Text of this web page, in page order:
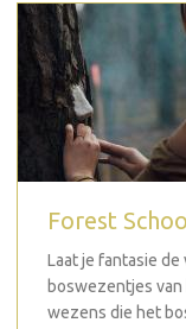
Forest
Laat je fantasie de
boswezentjes van
wezens die het